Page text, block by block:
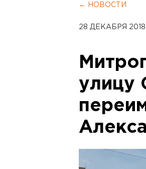
← НОВОСТИ
28 ДЕКАБРЯ
улицу